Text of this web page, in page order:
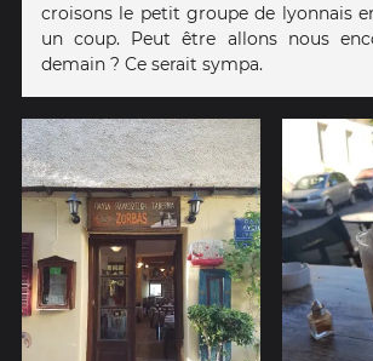
croisons le petit groupe de lyonnais
un coup. Peut être allons nous
demain ? Ce serait sympa.